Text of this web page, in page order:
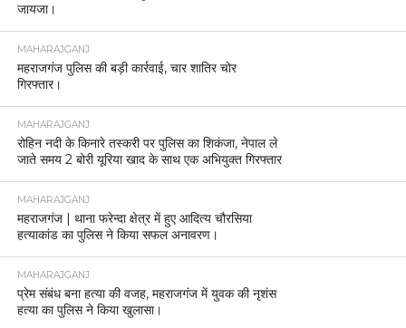
जायजा।
MAHARAJGANJ
महराजगंज पुलिस की बड़ी कार्रवाई, चार शातिर चोर
गिरफ्तार।
MAHARAJGANJ
रोहिन नदी के किनारे तस्करी पर पुलिस का शिकंजा, नेपाल ले
जाते समय 2 बोरी यूरिया खाद के साथ एक अभियुक्त गिरफ्तार
MAHARAJGANJ
महराजगंज | थाना फरेन्दा क्षेत्र में हुए आदित्य चौरसिया
हत्याकांड का पुलिस ने किया सफल अनावरण।
MAHARAJGANJ
प्रेम संबंध बना हत्या की वजह, महराजगंज में युवक की नृशंस
हत्या का पुलिस ने किया खुलासा।